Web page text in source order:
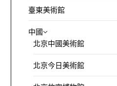
臺東美術館
中國
北京中國美術館
北京今日美術館